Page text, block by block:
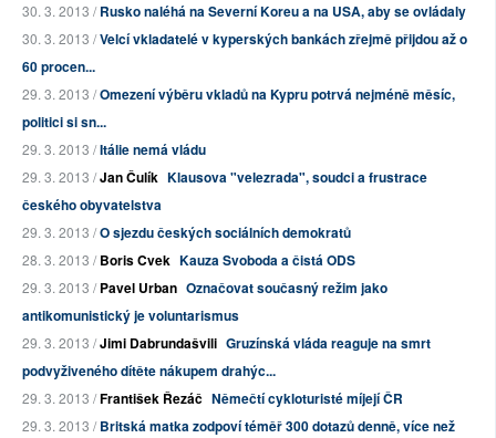
30. 3. 2013 /Rusko naléhá na Severní Koreu a na USA, aby se ovládaly
30. 3. 2013 /Velcí vkladatelé v kyperských bankách zřejmě přijdou až o
60 procen...
29. 3. 2013 /Omezení výběru vkladů na Kypru potrvá nejméně měsíc,
politici si sn...
29. 3. 2013 /Itálie nemá vládu
29. 3. 2013 /Jan Čulík Klausova "velezrada", soudci a frustrace
českého obyvatelstva
29. 3. 2013 /O sjezdu českých sociálních demokratů
28. 3. 2013 /Boris Cvek Kauza Svoboda a čistá ODS
29. 3. 2013 /Pavel Urban Označovat současný režim jako
antikomunistický je voluntarismus
29. 3. 2013 /Jimi Dabrundašvili Gruzínská vláda reaguje na smrt
podvyživeného dítěte nákupem drahýc...
29. 3. 2013 /František Řezáč Němečtí cykloturisté míjejí ČR
29. 3. 2013 /Britská matka zodpoví téměř 300 dotazů denně, více než